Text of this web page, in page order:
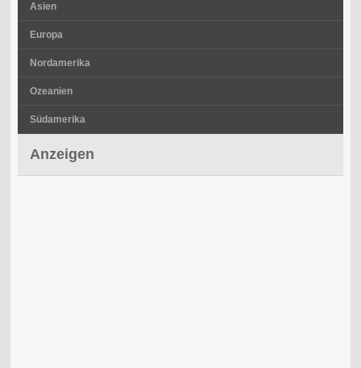
Asien
Europa
Nordamerika
Ozeanien
Südamerika
Anzeigen